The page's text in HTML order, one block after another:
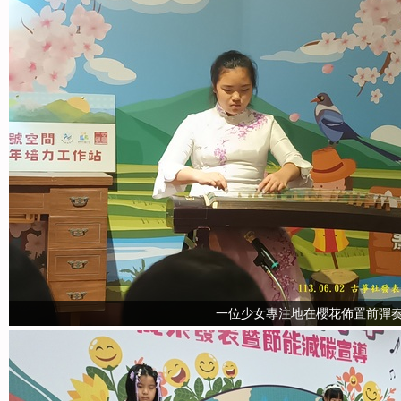
一位少女專注地在櫻花佈置前彈